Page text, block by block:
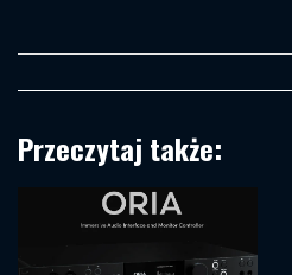
Przeczytaj także: